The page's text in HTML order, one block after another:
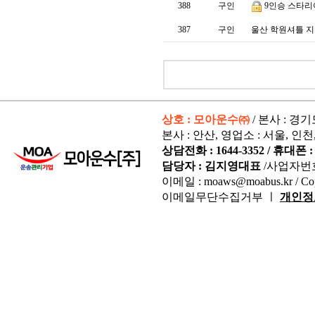
388 구인 9인승 스타
387 구인 울산 학원셔틀
상호 : 모아운수㈜ / 본사 : 경기
본사 : 안산, 영업소 : 서울, 인
상담전화 : 1644-3352 / 휴대폰
담당자 : 김지영대표 /사업자번
이메일 : moaws@moabus.kr /
이메일무단수집거부 ㅣ 개인